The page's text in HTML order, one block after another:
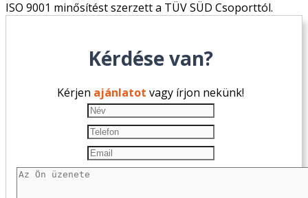
ISO 9001 minősítést szerzett a TÜV SÜD Csoporttól.
Kérdése van?
Kérjen ajánlatot vagy írjon nekünk!